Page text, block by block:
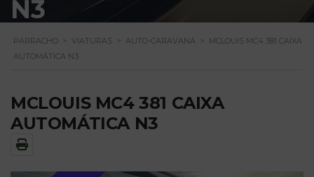
N3
PARRACHO > VIATURAS > AUTO-CARAVANA >
MCLOUIS MC4 381 CAIXA
AUTOMÁTICA N3
MCLOUIS MC4 381 CAIXA
AUTOMÁTICA N3